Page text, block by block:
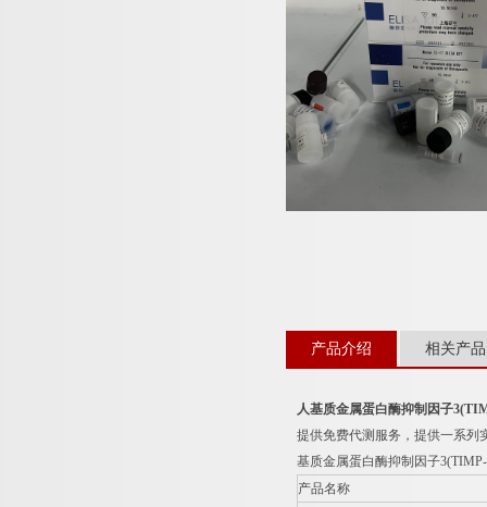
产品介绍 相关产品
人基质金属蛋白酶抑制因子
提供免费代测服务，提供一系列
基质金属蛋白酶抑制因子
产品名称